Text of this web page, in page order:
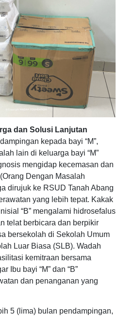
dan Solusi Lanjutan
kepada bayi “M”,
lain di keluarga bayi “M”
mengidap kecemasan dan
Dengan Masalah
dirujuk ke RSUD Tanah Abang
yang lebih tepat. Kakak
“B” mengalami hidrosefalus
telat berbicara dan berpikir
bersekolah di Sekolah Umum
Luar Biasa (SLB). Wadah
kemitraan bersama
Ibu bayi “M” dan “B”
dan penanganan yang
5 (lima) bulan pendampingan,